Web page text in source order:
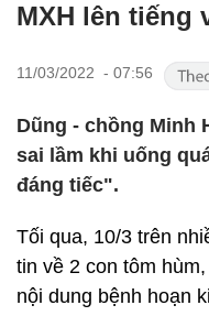
MXH lên tiếng
11/03/2022 - 07:56
Dũng - chồng Minh
sai lầm khi uống
đáng tiếc".
Tối qua, 10/3 trên
tin về 2 con tôm
nội dung bệnh hoạn